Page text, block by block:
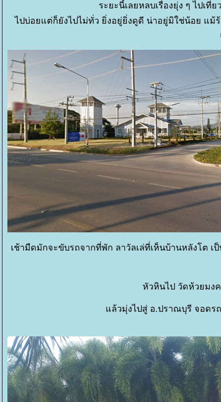
ระยะนี้เลยหลบเรื่องยุ่ง ๆ ไปเที่
ไปบ่อยแต่ก็ยังไปไม่ทั่ว ยิ่งอยู่ยิ่งดูดี น่าอยู่มิใช่น้อย แม้
เช้ามืดมักจะขับรถจากที่พัก ลาวัลเล่ที่เห็นบ้านหลังโต
หัวหินไป วัดห้วยมง
ล้วมุ่งไปสู่ อ.ปราณบุรี จอดร